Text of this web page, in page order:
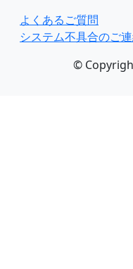
よくあるご質問
システム不具合のご
©